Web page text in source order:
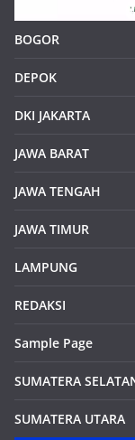
BOGOR
DEPOK
DKI JAKARTA
JAWA BARAT
JAWA TENGAH
JAWA TIMUR
LAMPUNG
REDAKSI
Sample Page
SUMATERA
SUMATERA UTARA